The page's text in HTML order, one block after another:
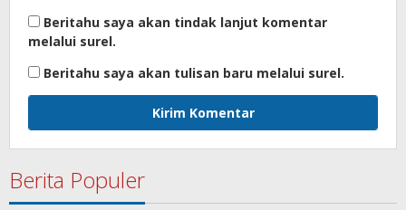
Beritahu saya akan tindak lanjut komentar
melalui surel.
Beritahu saya akan tulisan baru melalui surel.
Berita Populer